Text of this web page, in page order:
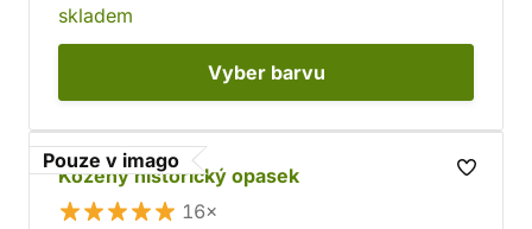
skladem
Vyber barvu
Pouze v imago
Kožený historický opasek
16×